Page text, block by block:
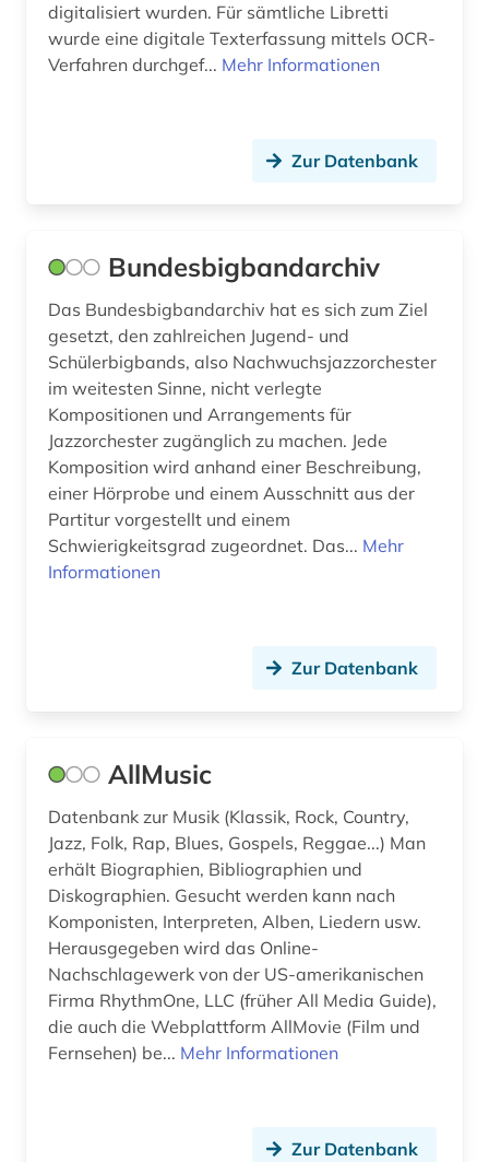
oratorium (1)
orchester (1)
osteuropa (2)
ostmitteleuropa (1)
philologie (1)
philosophie (7)
physik (1)
polen (1)
politik (2)
pop (2)
popmusik (1)
race (1)
recherche (1)
recht (2)
register (1)
religion (1)
rezension (1)
digitalisiert wurden. Für sämtliche Libretti
wurde eine digitale Texterfassung mittels OCR-
Verfahren durchgef... Mehr Informationen
Zur Datenbank
Bundesbigbandarchiv
Das Bundesbigbandarchiv hat es sich zum Ziel
gesetzt, den zahlreichen Jugend- und
Schülerbigbands, also Nachwuchsjazzorchester
im weitesten Sinne, nicht verlegte
Kompositionen und Arrangements für
Jazzorchester zugänglich zu machen. Jede
Komposition wird anhand einer Beschreibung,
einer Hörprobe und einem Ausschnitt aus der
Partitur vorgestellt und einem
Schwierigkeitsgrad zugeordnet. Das... Mehr
Informationen
Zur Datenbank
AllMusic
Datenbank zur Musik (Klassik, Rock, Country,
Jazz, Folk, Rap, Blues, Gospels, Reggae...) Man
erhält Biographien, Bibliographien und
Diskographien. Gesucht werden kann nach
Komponisten, Interpreten, Alben, Liedern usw.
Herausgegeben wird das Online-
Nachschlagewerk von der US-amerikanischen
Firma RhythmOne, LLC (früher All Media Guide),
die auch die Webplattform AllMovie (Film und
Fernsehen) be... Mehr Informationen
Zur Datenbank